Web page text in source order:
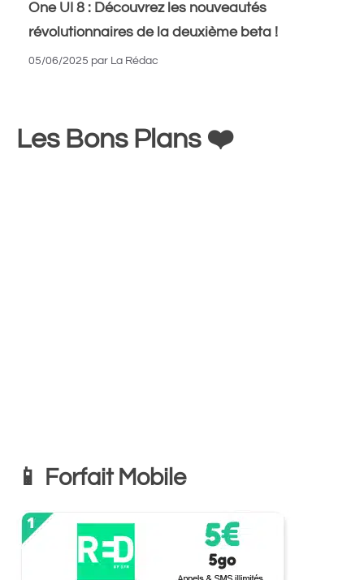
One UI 8 : Découvrez les nouveautés
révolutionnaires de la deuxième beta !
05/06/2025 par La Rédac
Les Bons Plans ❤️
📱 Forfait Mobile